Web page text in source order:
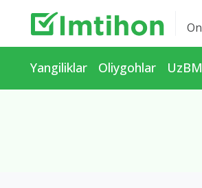
Yangiliklar Oliygohlar